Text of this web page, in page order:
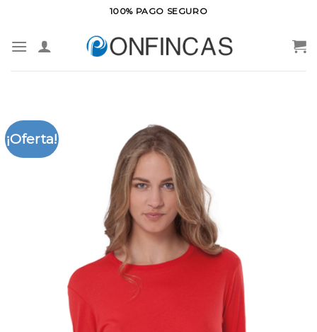
contenido
100% PAGO SEGURO
¡Oferta!